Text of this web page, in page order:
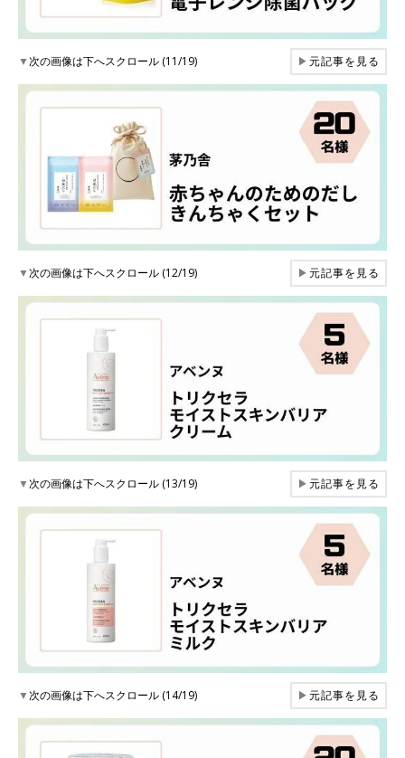
▼次の画像は下へスクロール (11/19) ▶元記事を見る
▼次の画像は下へスクロール (12/19) ▶元記事を見る
▼次の画像は下へスクロール (13/19) ▶元記事を見る
▼次の画像は下へスクロール (14/19) ▶元記事を見る